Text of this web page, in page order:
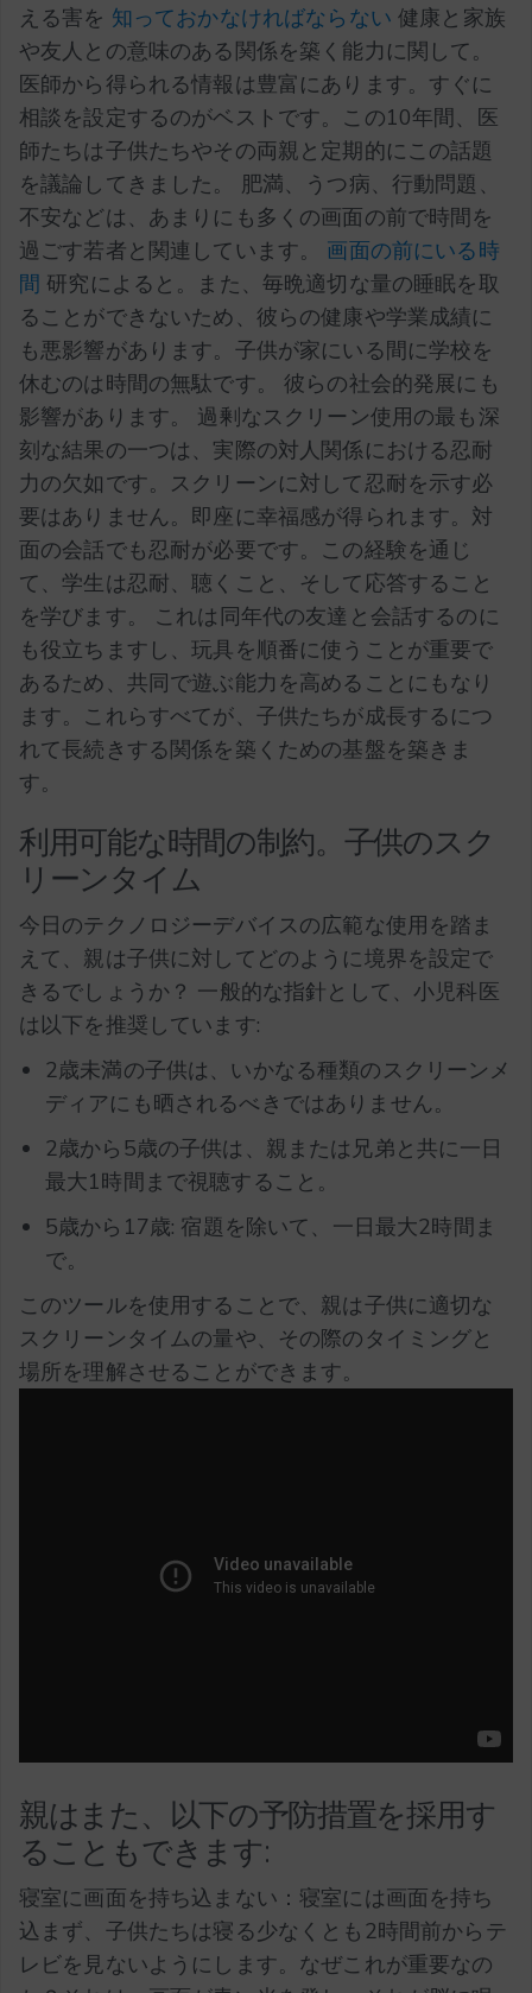
える害を 知っておかなければならない健康と家族
や友人との意味のある関係を築く能力に関して。
医師から得られる情報は豊富にあります。すぐに
相談を設定するのがベストです。この10年間、医
師たちは子供たちやその両親と定期的にこの話題
を議論してきました。 肥満、うつ病、行動問題、
不安などは、あまりにも多くの画面の前で時間を
過ごす若者と関連しています。 画面の前にいる時
間 研究によると。また、毎晩適切な量の睡眠を取
ることができないため、彼らの健康や学業成績に
も悪影響があります。子供が家にいる間に学校を
休むのは時間の無駄です。 彼らの社会的発展にも
影響があります。 過剰なスクリーン使用の最も深
刻な結果の一つは、実際の対人関係における忍耐
力の欠如です。スクリーンに対して忍耐を示す必
要はありません。即座に幸福感が得られます。対
面の会話でも忍耐が必要です。この経験を通じ
て、学生は忍耐、聴くこと、そして応答すること
を学びます。 これは同年代の友達と会話するのに
も役立ちますし、玩具を順番に使うことが重要で
あるため、共同で遊ぶ能力を高めることにもなり
ます。これらすべてが、子供たちが成長するにつ
れて長続きする関係を築くための基盤を築きま
す。
利用可能な時間の制約。子供のスク
リーンタイム
今日のテクノロジーデバイスの広範な使用を踏ま
えて、親は子供に対してどのように境界を設定で
きるでしょうか？ 一般的な指針として、小児科医
は以下を推奨しています:
2歳未満の子供は、いかなる種類のスクリーンメ
ディアにも晒されるべきではありません。
2歳から5歳の子供は、親または兄弟と共に一日
最大1時間まで視聴すること。
5歳から17歳: 宿題を除いて、一日最大2時間ま
で。
このツールを使用することで、親は子供に適切な
スクリーンタイムの量や、その際のタイミングと
場所を理解させることができます。
親はまた、以下の予防措置を採用す
ることもできます:
寝室に画面を持ち込まない：寝室には画面を持ち
込まず、子供たちは寝る少なくとも2時間前からテ
レビを見ないようにします。なぜこれが重要なの